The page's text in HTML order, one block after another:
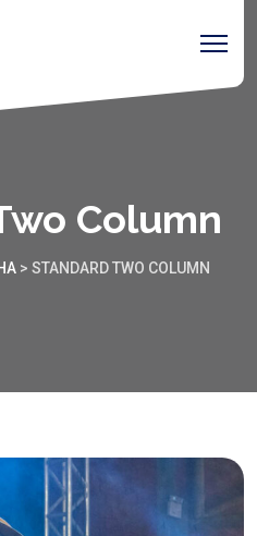
Column
> STANDARD TWO COLUMN